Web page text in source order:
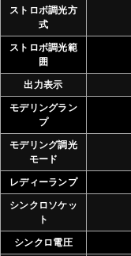
ストロボ調光方
式
ストロボ調光範
囲
出力表示
モデリングラン
プ
モデリング調光
モード
レディーランプ
シンクロソケッ
ト
シンクロ電圧